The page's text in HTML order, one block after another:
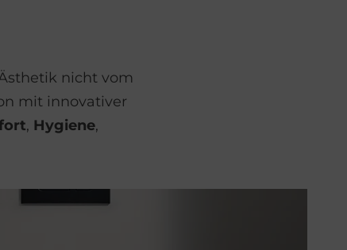
nicht vom
mit innovativer
, Hygiene,